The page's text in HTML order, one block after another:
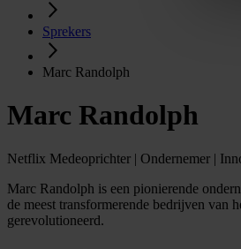
Sprekers
Marc Randolph
Marc Randolph
Netflix Medeoprichter | Ondernemer |
Marc Randolph is een pionierende
de meest transformerende bedrijven van
gerevolutioneerd.